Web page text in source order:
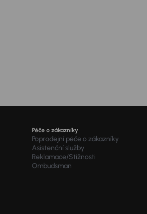
Péče o zákazníky
Poprodejní péče o zákazníky
Asistenční služby
Reklamace/Stížnosti
Ombudsman